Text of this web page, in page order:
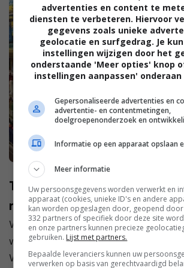
Tips voor als je geen
meer wilt gebruiken
Wasverzachter. Ik ben er dol op!
wordt er lekker zacht van en gaat
Wel varieer ik de soorten
advertenties en content te
diensten te verbeteren. Hiervoor
gegevens zoals unieke
geolocatie en surfgedrag. Je
instellingen wijzigen door het
onderstaande 'Meer opties' knop
instellingen aanpassen'
Gepersonaliseerde advertenties en
advertentie- en contentmetingen,
doelgroepenonderzoek en
Informatie op een apparaat opslaan
Meer informatie
Uw persoonsgegevens worden verwerkt en
apparaat (cookies, unieke ID's en andere
kan worden opgeslagen door, geopend
332 partners of specifiek door deze site
en onze partners kunnen precieze
gebruiken. Lijst met partners.
Bepaalde leveranciers kunnen uw
verwerken op basis van gerechtvaardigd